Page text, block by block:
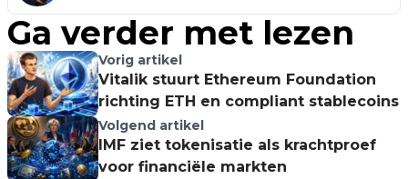
Ga verder met lezen
Vorig artikel
Vitalik stuurt Ethereum Foundation
richting ETH en compliant stablecoins
Volgend artikel
IMF ziet tokenisatie als krachtproef
voor financiële markten